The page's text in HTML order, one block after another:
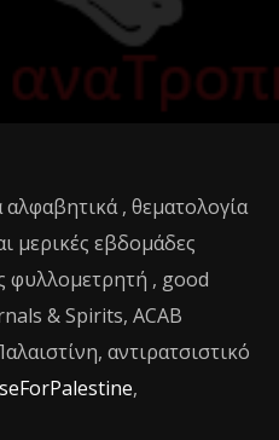
, θεματολογία
μερικές εβδομάδες
φυλλομετρητή , good
& Spirits, ACAB
αντιρατσιστικό
,